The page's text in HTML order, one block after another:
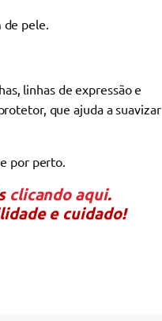
pele.
linhas de expressão e
que ajuda a suavizar
por perto.
clicando aqui.
e cuidado!